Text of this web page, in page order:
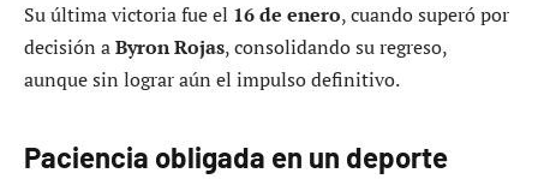
Su última victoria fue el 16 de enero, cuando superó por
decisión aByron Rojas, consolidando su regreso,
aunque sin lograr aún el impulso definitivo.
Paciencia obligada en un deporte